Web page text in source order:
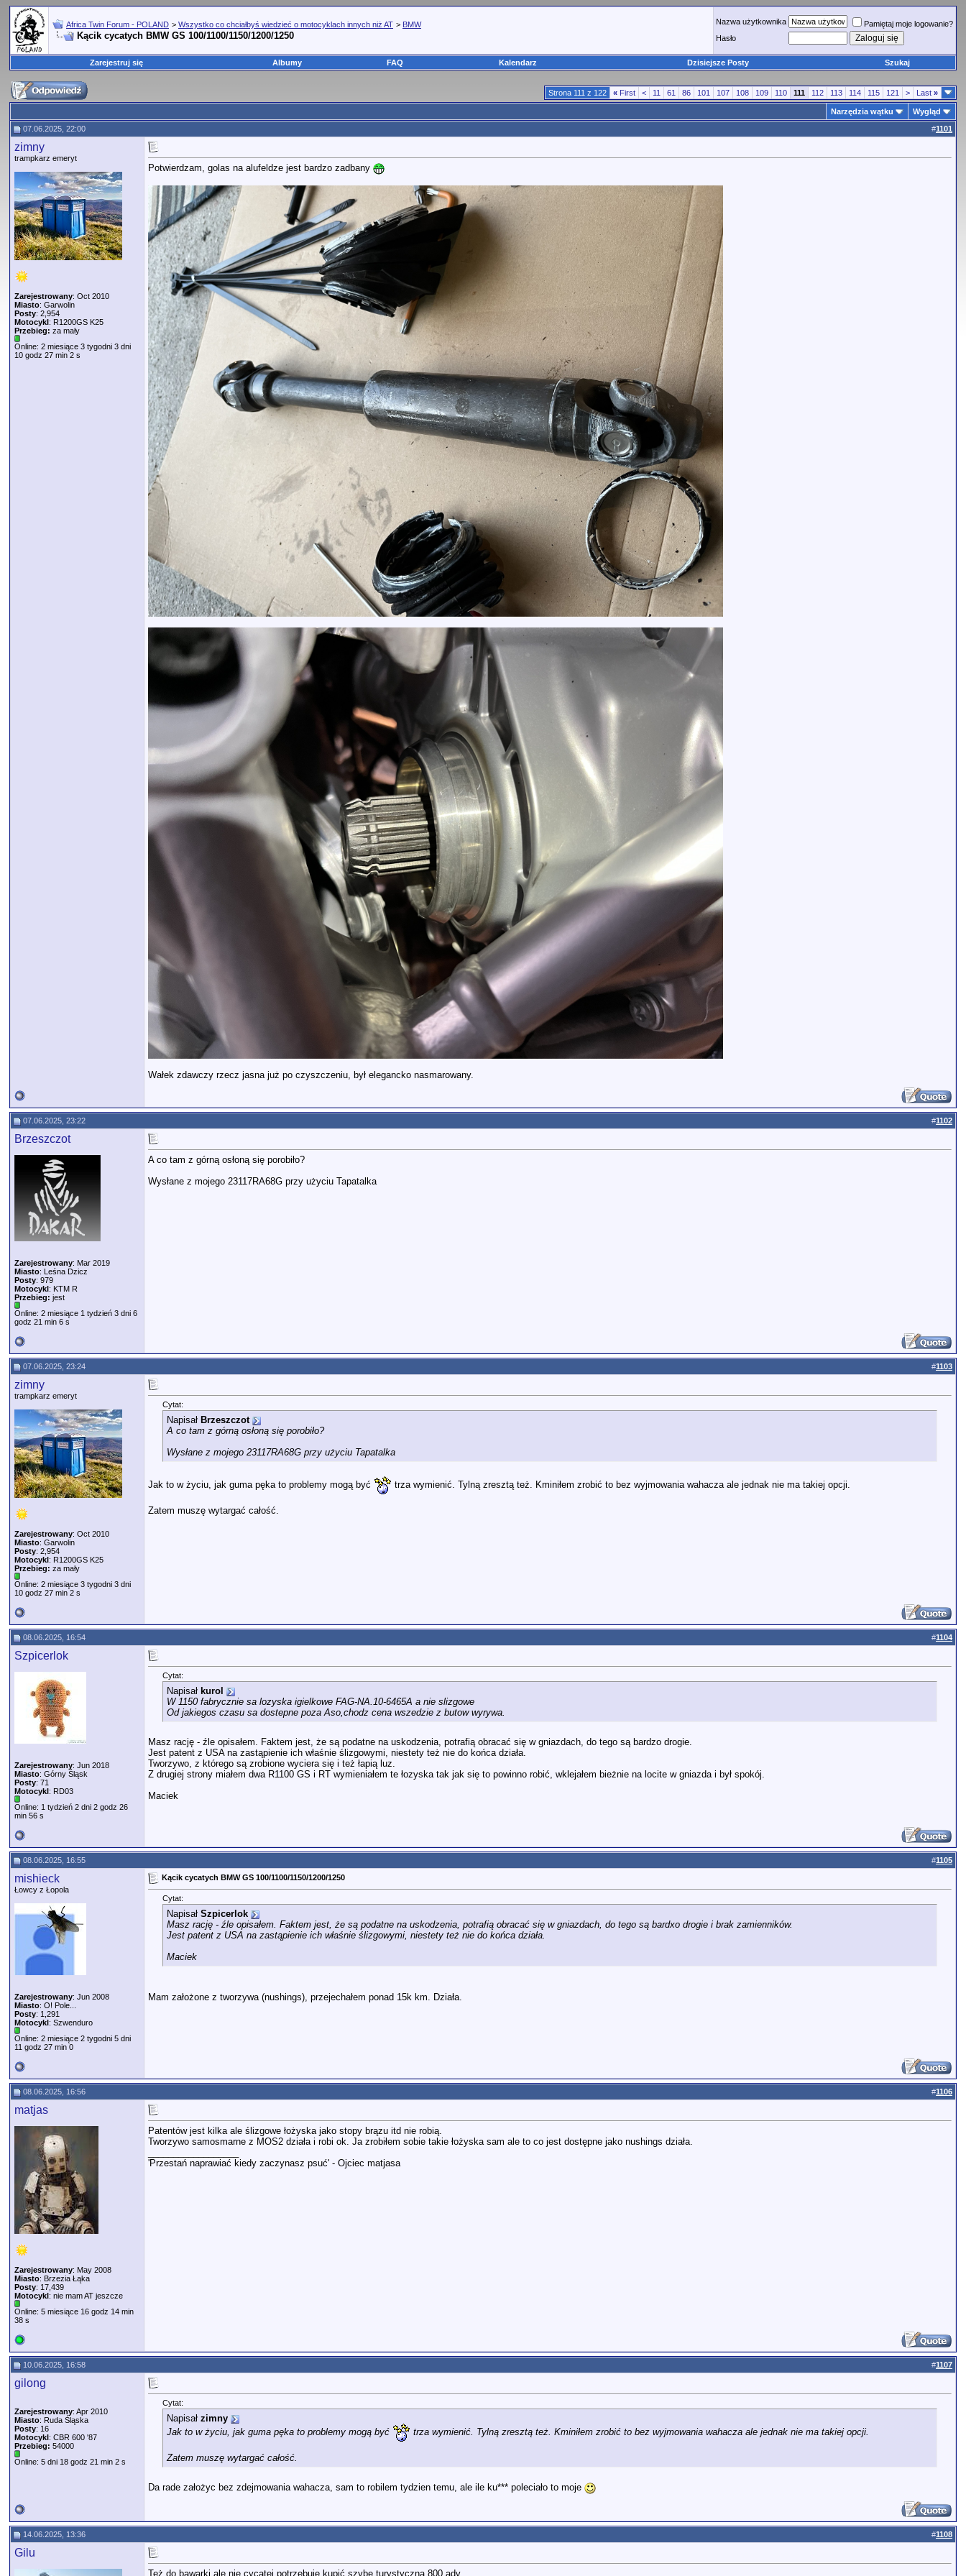
Africa Twin Forum - POLAND > Wszystko co chciałbyś wiedzieć o motocyklach innych niż AT > BMW
Kącik cycatych BMW GS 100/1100/1150/1200/1250
Nazwa użytkownika
Pamiętaj moje logowanie?
Hasło
Zarejestruj się Albumy FAQ Kalendarz Dzisiejsze Posty Szukaj
Strona 111 z 122 « First < 11 61 86 101 107 108 109 110 111 112 113 114 115 121 > Last »
Narzędzia wątku
Wygląd
07.06.2025, 22:00
#1101
zimny
trampkarz emeryt
Zarejestrowany: Oct 2010
Miasto: Garwolin
Posty: 2,954
Motocykl: R1200GS K25
Przebieg: za mały
Online: 2 miesiące 3 tygodni 3 dni
10 godz 27 min 2 s
Potwierdzam, golas na alufeldze jest bardzo zadbany
Wałek zdawczy rzecz jasna już po czyszczeniu, był elegancko nasmarowany.
07.06.2025, 23:22 #1102
Brzeszczot
Zarejestrowany: Mar 2019
Miasto: Leśna Dzicz
Posty: 979
Motocykl: KTM R
Przebieg: jest
Online: 2 miesiące 1 tydzień 3 dni 6
godz 21 min 6 s
A co tam z górną osłoną się porobiło?
Wysłane z mojego 23117RA68G przy użyciu Tapatalka
07.06.2025, 23:24 #1103
zimny
trampkarz emeryt
Zarejestrowany: Oct 2010
Miasto: Garwolin
Posty: 2,954
Motocykl: R1200GS K25
Przebieg: za mały
Online: 2 miesiące 3 tygodni 3 dni
10 godz 27 min 2 s
Cytat:
Napisał Brzeszczot
A co tam z górną osłoną się porobiło?
Wysłane z mojego 23117RA68G przy użyciu Tapatalka
Jak to w życiu, jak guma pęka to problemy mogą być trza wymienić. Tylną zresztą też. Kminiłem zrobić to bez wyjmowania wahacza ale jednak nie ma takiej opcji.
Zatem muszę wytargać całość.
08.06.2025, 16:54 #1104
Szpicerlok
Zarejestrowany: Jun 2018
Miasto: Górny Śląsk
Posty: 71
Motocykl: RD03
Online: 1 tydzień 2 dni 2 godz 26
min 56 s
Cytat:
Napisał kurol
W 1150 fabrycznie sa lozyska igielkowe FAG-NA.10-6465A a nie slizgowe
Od jakiegos czasu sa dostepne poza Aso,chodz cena wszedzie z butow wyrywa.
Masz rację - źle opisałem. Faktem jest, że są podatne na uskodzenia, potrafią obracać się w gniazdach, do tego są bardzo drogie.
Jest patent z USA na zastąpienie ich właśnie ślizgowymi, niestety też nie do końca działa.
Tworzywo, z którego są zrobione wyciera się i też łapią luz.
Z drugiej strony miałem dwa R1100 GS i RT wymieniałem te łozyska tak jak się to powinno robić, wklejałem bieżnie na locite w gniazda i był spokój.
Maciek
08.06.2025, 16:55 #1105
mishieck
Łowcy z Łopola
Zarejestrowany: Jun 2008
Miasto: O! Pole...
Posty: 1,291
Motocykl: Szwenduro
Online: 2 miesiące 2 tygodni 5 dni
11 godz 27 min 0
Kącik cycatych BMW GS 100/1100/1150/1200/1250
Cytat:
Napisał Szpicerlok
Masz rację - źle opisałem. Faktem jest, że są podatne na uskodzenia, potrafią obracać się w gniazdach, do tego są bardxo drogie i brak zamienników.
Jest patent z USA na zastąpienie ich właśnie ślizgowymi, niestety też nie do końca działa.
Maciek
Mam założone z tworzywa (nushings), przejechałem ponad 15k km. Działa.
08.06.2025, 16:56 #1106
matjas
Zarejestrowany: May 2008
Miasto: Brzezia Łąka
Posty: 17,439
Motocykl: nie mam AT jeszcze
Online: 5 miesiące 16 godz 14 min
38 s
Patentów jest kilka ale ślizgowe łożyska jako stopy brązu itd nie robią.
Tworzywo samosmarne z MOS2 działa i robi ok. Ja zrobiłem sobie takie łożyska sam ale to co jest dostępne jako nushings działa.
'Przestań naprawiać kiedy zaczynasz psuć' - Ojciec matjasa
10.06.2025, 16:58 #1107
gilong
Zarejestrowany: Apr 2010
Miasto: Ruda Śląska
Posty: 16
Motocykl: CBR 600 '87
Przebieg: 54000
Online: 5 dni 18 godz 21 min 2 s
Cytat:
Napisał zimny
Jak to w życiu, jak guma pęka to problemy mogą być
trza wymienić. Tylną zresztą też. Kminiłem zrobić to bez wyjmowania wahacza ale jednak nie ma takiej opcji.
Zatem muszę wytargać całość.
Da rade założyc bez zdejmowania wahacza, sam to robilem tydzien temu, ale ile ku*** poleciało to moje
14.06.2025, 13:36 #1108
Gilu
Też do bawarki ale nie cycatej potrzebuję kupić szybę turystyczną 800 adv.